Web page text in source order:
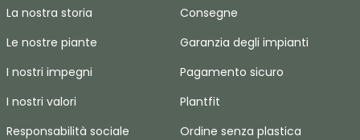
La nostra storia
Le nostre piante
I nostri impegni
I nostri valori
Responsabilità sociale
Consegne
Garanzia degli impianti
Pagamento sicuro
Plantfit
Ordine senza plastica